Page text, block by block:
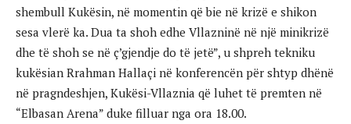
shembull Kukësin, në momentin që bie në krizë e shikon
sesa vlerë ka. Dua ta shoh edhe Vllazninë në një minikrizë
dhe të shoh se në ç’gjendje do të jetë”, u shpreh tekniku
kukësian Rrahman Hallaçi në konferencën për shtyp dhënë
në pragndeshjen, Kukësi-Vllaznia që luhet të premten në
“Elbasan Arena” duke filluar nga ora 18.00.